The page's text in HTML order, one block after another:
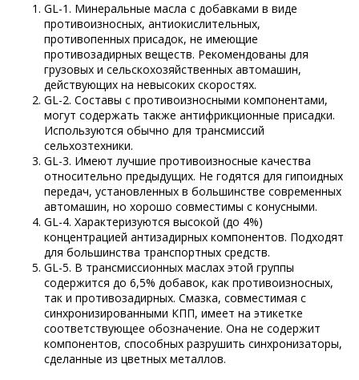
GL-1. Минеральные масла с добавками в виде
противоизносных, антиокислительных,
противопенных присадок, не имеющие
противозадирных веществ. Рекомендованы для
грузовых и сельскохозяйственных автомашин,
действующих на невысоких скоростях.
GL-2. Составы с противоизносными компонентами,
могут содержать также антифрикционные присадки.
Используются обычно для трансмиссий
сельхозтехники.
GL-3. Имеют лучшие противоизносные качества
относительно предыдущих. Не годятся для гипоидных
передач, установленных в большинстве современных
автомашин, но хорошо совместимы с конусными.
GL-4. Характеризуются высокой (до 4%)
концентрацией антизадирных компонентов. Подходят
для большинства транспортных средств.
GL-5. В трансмиссионных маслах этой группы
содержится до 6,5% добавок, как противоизносных,
так и противозадирных. Смазка, совместимая с
синхронизированными КПП, имеет на этикетке
соответствующее обозначение. Она не содержит
компонентов, способных разрушить синхронизаторы,
сделанные из цветных металлов.